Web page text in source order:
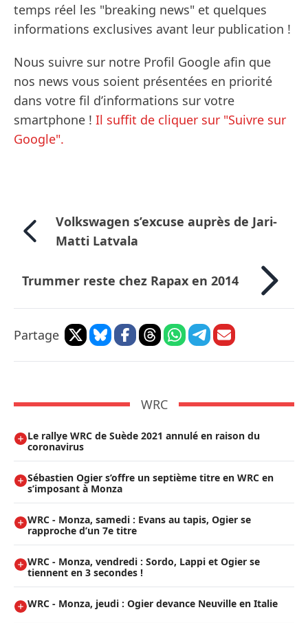
temps réel les "breaking news" et quelques
informations exclusives avant leur publication !
Nous suivre sur notre Profil Google afin que
nos news vous soient présentées en priorité
dans votre fil d’informations sur votre
smartphone ! Il suffit de cliquer sur "Suivre sur
Google".
Volkswagen s’excuse auprès de Jari-
Matti Latvala
Trummer reste chez Rapax en 2014
Partage
WRC
Le rallye WRC de Suède 2021 annulé en raison du
coronavirus
Sébastien Ogier s’offre un septième titre en WRC en
s’imposant à Monza
WRC - Monza, samedi : Evans au tapis, Ogier se
rapproche d’un 7e titre
WRC - Monza, vendredi : Sordo, Lappi et Ogier se
tiennent en 3 secondes !
WRC - Monza, jeudi : Ogier devance Neuville en Italie